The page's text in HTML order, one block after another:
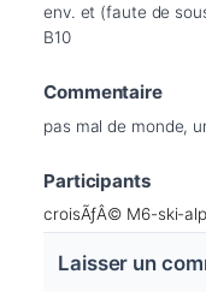
env. et (faute de
B10
Commentaire
pas mal de monde,
Participants
croisÃƒÂ© M6-ski-
Laisser un